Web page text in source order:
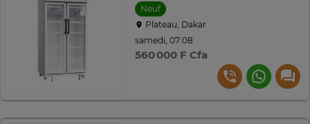
Neuf
Plateau, Dakar
samedi, 07:08
560 000 F Cfa